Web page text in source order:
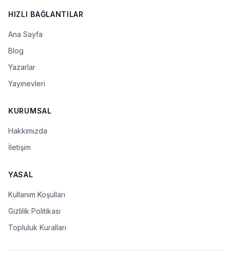
HIZLI BAĞLANTILAR
Ana Sayfa
Blog
Yazarlar
Yayınevleri
KURUMSAL
Hakkımızda
İletişim
YASAL
Kullanım Koşulları
Gizlilik Politikası
Topluluk Kuralları